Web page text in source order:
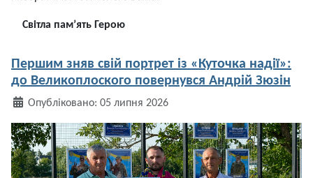
Світла пам’ять Герою
Першим зняв свій портрет із «Куточка надії»:
до Великоплоского повернувся Андрій Зюзін
ДеталіОпубліковано: 05 липня 2026